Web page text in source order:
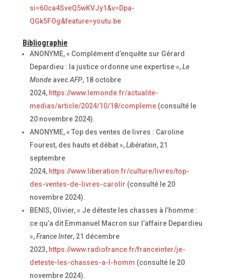
si=60ca4SveQ5wKVJy1&v=Dpa-
QGk5FOg&feature=youtu.be
Bibliographie
ANONYME, « Complément d’enquête sur Gérard
Depardieu : la justice ordonne une expertise »,Le
MondeavecAFP, 18 octobre
2024, https://www.lemonde.fr/actualite-
medias/article/2024/10/18/compleme(consulté le
20 novembre 2024).
ANONYME, « Top des ventes de livres : Caroline
Fourest, des hauts et débat »,Libération, 21
septembre
2024, https://www.liberation.fr/culture/livres/top-
des-ventes-de-livres-carolir (consulté le 20
novembre 2024).
BENIS, Olivier, « Je déteste les chasses à l’homme :
ce qu’a dit Emmanuel Macron sur l’affaire Depardieu
»,France Inter, 21 décembre
2023, https://www.radiofrance.fr/franceinter/je-
deteste-les-chasses-a-l-homm (consulté le 20
novembre 2024).